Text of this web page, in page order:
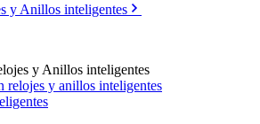
y Anillos inteligentes
y Anillos inteligentes
relojes y anillos inteligentes